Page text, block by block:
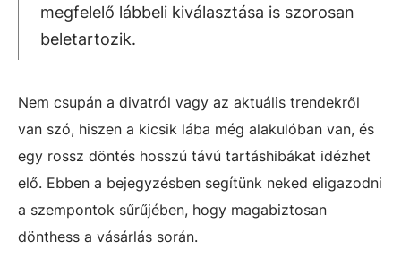
megfelelő lábbeli kiválasztása is szorosan
beletartozik.
Nem csupán a divatról vagy az aktuális trendekről
van szó, hiszen a kicsik lába még alakulóban van, és
egy rossz döntés hosszú távú tartáshibákat idézhet
elő. Ebben a bejegyzésben segítünk neked eligazodni
a szempontok sűrűjében, hogy magabiztosan
dönthess a vásárlás során.